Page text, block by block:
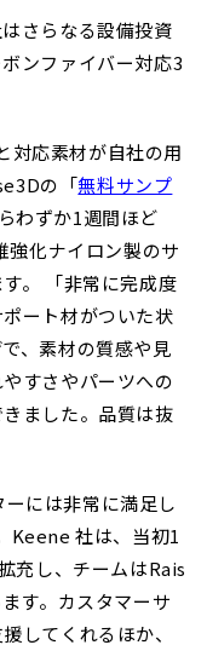
さらなる設備投資
ンファイバー対応3
対応素材が自社の用
の「無料サンプ
わずか1週間ほど
強化ナイロン製のサ
。 「非常に完成度
ート材がついた状
、素材の質感や見
すさやパーツへの
ました。品質は抜
ーには非常に満足し
Keene 社は、当初1
充し、チームはRais
す。カスタマーサ
してくれるほか、